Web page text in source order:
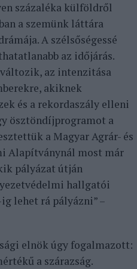
százaléka külföldről
a szemünk láttára
A szélsőségessé
az időjárás.
változik, az intenzitása
akiknek
és a rekordaszály elleni
ösztöndíjprogramot a
a Magyar Agrár- és
Alapítványnál most már
pályázat útján
hallgatói
lehet rá pályázni” –
elnök úgy fogalmazott:
a szárazság.